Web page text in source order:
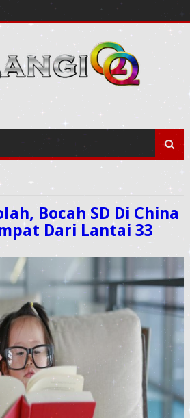
Bocah SD Di China
Dari Lantai 33